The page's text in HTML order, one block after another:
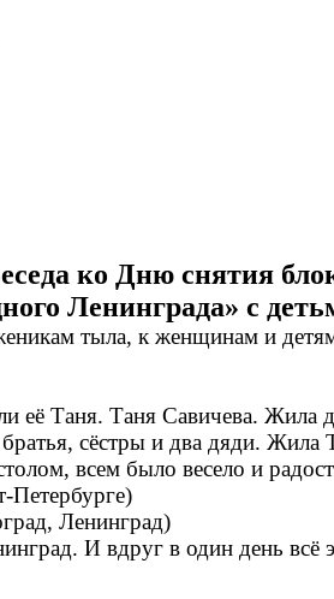
ко Дню снятия
Ленинграда» с
тыла, к женщинам и
её Таня. Таня Савичева. Жила
сёстры и два дяди. Жила
всем было весело и
Петербурге)
Ленинград)
И вдруг в один день всё